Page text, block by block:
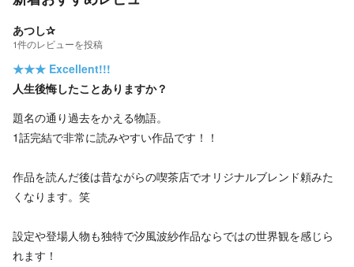
あつし✰︎
1件のレビューを投稿
★★★ Excellent!!!
人生後悔したことありますか？
題名の通り過去をかえる物語。
1話完結で非常に読みやすい作品です！！
作品を読んだ後は昔ながらの喫茶店でオリジナルブレンド頼みた
くなります。笑
設定や登場人物も独特で汐風波紗作品ならではの世界観を感じら
れます！